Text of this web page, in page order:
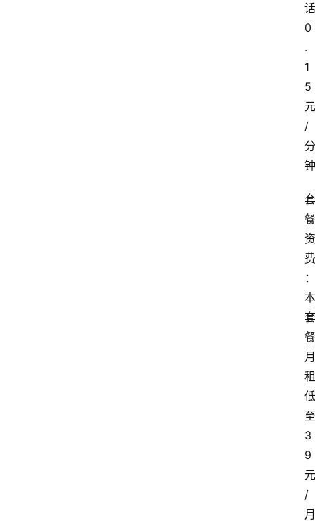
话
0
.
1
5
元
/
分
钟
套
餐
资
费
：
本
套
餐
月
租
低
至
3
9
元
/
月